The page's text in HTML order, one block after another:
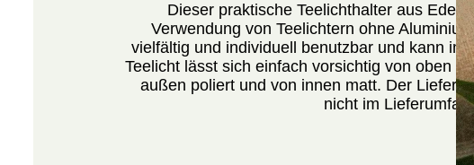
Dieser praktische Teelichthalter aus
Verwendung von Teelichtern ohne
vielfältig und individuell benutzbar und kann
Teelicht lässt sich einfach vorsichtig von oben
außen poliert und von innen matt. Der
nicht im